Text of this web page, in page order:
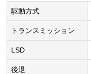
駆動方式
トランスミッション
LSD
後退